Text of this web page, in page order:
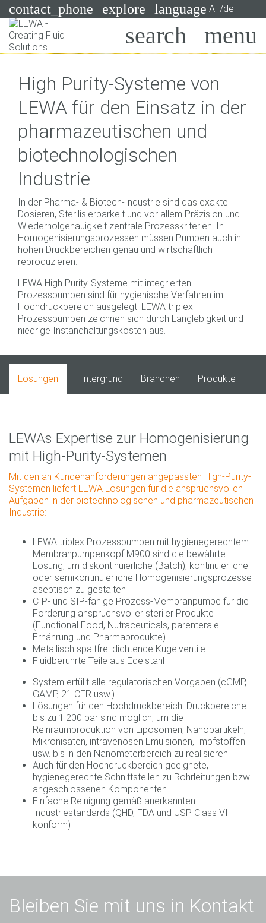
contact_phone explore language AT/de
Suchen
Systeme
Branchen
Anwendungen
Services
Technologien
High Purity-Systeme von
LEWA für den Einsatz in der
pharmazeutischen und
biotechnologischen
Industrie
In der Pharma‐ & Biotech‐Industrie sind das exakte
Dosieren, Sterilisierbarkeit und vor allem Präzision und
Wiederholgenauigkeit zentrale Prozesskriterien. In
Homogenisierungsprozessen müssen Pumpen auch in
hohen Druckbereichen genau und wirtschaftlich
reproduzieren.
LEWA High Purity‐Systeme mit integrierten
Prozesspumpen sind für hygienische Verfahren im
Hochdruckbereich ausgelegt. LEWA triplex
Prozesspumpen zeichnen sich durch Langlebigkeit und
niedrige Instandhaltungskosten aus.
Lösungen Hintergrund Branchen Produkte
LEWAs Expertise zur Homogenisierung
mit High‐Purity‐Systemen
Mit den an Kundenanforderungen angepassten High‐Purity‐
Systemen liefert LEWA Lösungen für die anspruchsvollen
Aufgaben in der biotechnologischen und pharmazeutischen
Industrie:
LEWA triplex Prozesspumpen mit hygienegerechtem
Membranpumpenkopf M900 sind die bewährte
Lösung, um diskontinuierliche (Batch), kontinuierliche
oder semikontinuierliche Homogenisierungsprozesse
aseptisch zu gestalten
CIP‐ und SIP‐fähige Prozess‐Membranpumpe für die
Förderung anspruchsvoller steriler Produkte
(Functional Food, Nutraceuticals, parenterale
Ernährung und Pharmaprodukte)
Metallisch spaltfrei dichtende Kugelventile
Fluidberührte Teile aus Edelstahl
System erfüllt alle regulatorischen Vorgaben (cGMP,
GAMP, 21 CFR usw.)
Lösungen für den Hochdruckbereich: Druckbereiche
bis zu 1.200 bar sind möglich, um die
Reinraumproduktion von Liposomen, Nanopartikeln,
Mikronisaten, intravenösen Emulsionen, Impfstoffen
usw. bis in den Nanometerbereich zu realisieren.
Auch für den Hochdruckbereich geeignete,
hygienegerechte Schnittstellen zu Rohrleitungen bzw.
angeschlossenen Komponenten
Einfache Reinigung gemäß anerkannten
Industriestandards (QHD, FDA und USP Class VI‐
konform)
Bleiben Sie mit uns in Kontakt